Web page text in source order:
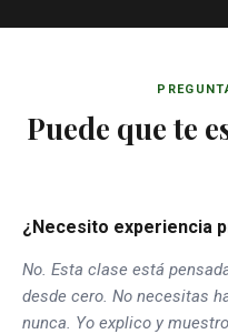
Puede que te
¿Necesito experiencia
No. Esta clase está
desde cero. No necesitas
nunca. Yo explico y